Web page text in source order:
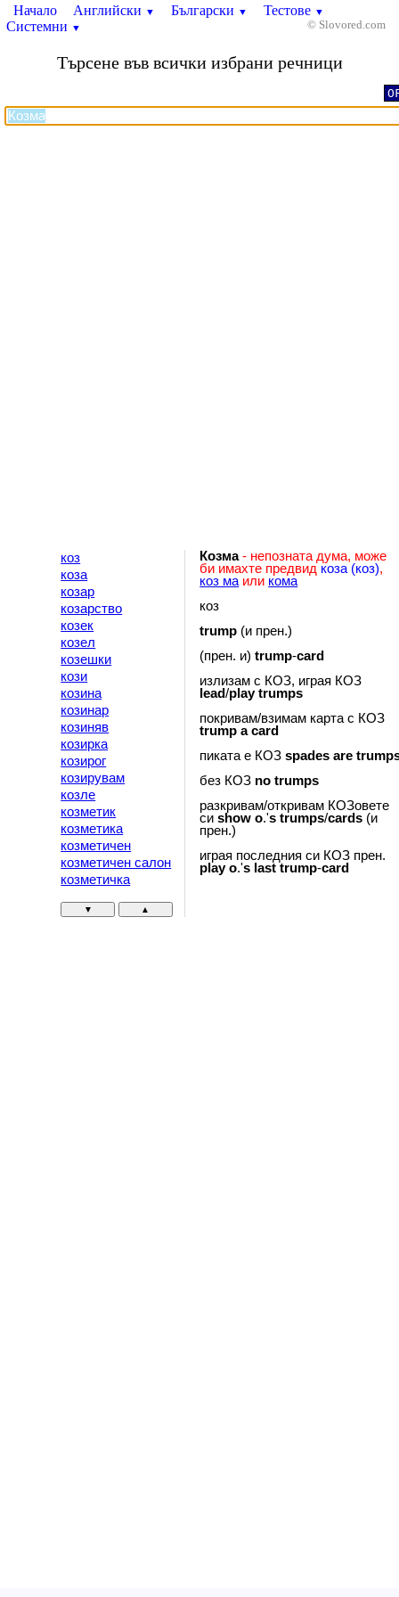
Начало Английски ▼ Български ▼ Тестове ▼
Системни ▼ © Slovored.com
Търсене във всички избрани речници
коз
коза
козар
козарство
козек
козел
козешки
кози
козина
козинар
козиняв
козирка
козирог
козирувам
козле
козметик
козметика
козметичен
козметичен салон
козметичка
▼ ▲
Козма- непозната дума, може
би имахте предвид коза (коз),
коз маили кома
коз
trump (и прен.)
(прен. и)trump-card
излизам с КОЗ, играя КОЗ
lead/play trumps
покривам/взимам карта с КОЗ
trump a card
пиката е КОЗspades are
без КОЗ no trumps
разкривам/откривам КОЗовете
сиshow o.'s trumps/cards (и
прен.)
играя последния си КОЗ прен.
play o.'s last trump-card